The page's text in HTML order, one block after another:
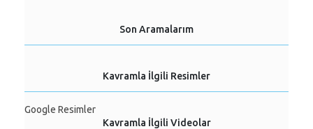
Son Aramalarım
Kavramla İlgili Resimler
Google Resimler
Kavramla İlgili Videolar